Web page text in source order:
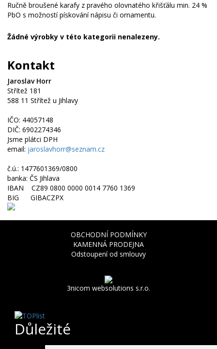
Ručně broušené karafy z pravého olovnatého křišťálu min. 24 %
PbO s možností pískování nápisu či ornamentu.
Žádné výrobky v této kategorii nenalezeny.
Kontakt
Jaroslav Horr
Střítež 181
588 11 Střítež u Jihlavy
IČO: 44057148
DIČ: 6902274346
Jsme plátci DPH
email: jaroslavhorr@seznam.cz
č.ú.: 1477601369/0800
banka: ČS Jihlava
IBAN CZ89 0800 0000 0014 7760 1369
BIG GIBACZPX
OBCHODNÍ PODMÍNKY
KAMENNÁ PRODEJNA
Odstoupení od smlouvy
3nicom websolutions s.r.o.
Důležité